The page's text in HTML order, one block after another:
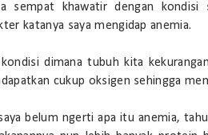
sempat khawatir dengan kondisi
katanya saya mengidap anemia.
dimana tubuh kita
cukup oksigen sehingga
belum ngerti apa itu anemia,